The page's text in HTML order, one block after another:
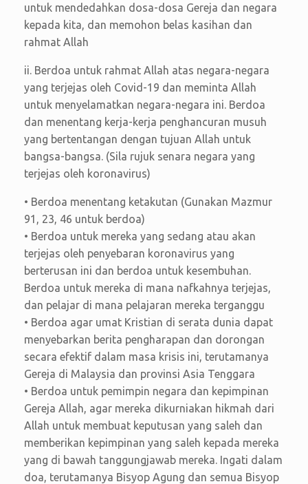
untuk mendedahkan dosa-dosa Gereja dan negara
kepada kita, dan memohon belas kasihan dan
rahmat Allah
ii. Berdoa untuk rahmat Allah atas negara-negara
yang terjejas oleh Covid-19 dan meminta Allah
untuk menyelamatkan negara-negara ini. Berdoa
dan menentang kerja-kerja penghancuran musuh
yang bertentangan dengan tujuan Allah untuk
bangsa-bangsa. (Sila rujuk senara negara yang
terjejas oleh koronavirus)
• Berdoa menentang ketakutan (Gunakan Mazmur
91, 23, 46 untuk berdoa)
• Berdoa untuk mereka yang sedang atau akan
terjejas oleh penyebaran koronavirus yang
berterusan ini dan berdoa untuk kesembuhan.
Berdoa untuk mereka di mana nafkahnya terjejas,
dan pelajar di mana pelajaran mereka terganggu
• Berdoa agar umat Kristian di serata dunia dapat
menyebarkan berita pengharapan dan dorongan
secara efektif dalam masa krisis ini, terutamanya
Gereja di Malaysia dan provinsi Asia Tenggara
• Berdoa untuk pemimpin negara dan kepimpinan
Gereja Allah, agar mereka dikurniakan hikmah dari
Allah untuk membuat keputusan yang saleh dan
memberikan kepimpinan yang saleh kepada mereka
yang di bawah tanggungjawab mereka. Ingati dalam
doa, terutamanya Bisyop Agung dan semua Bisyop